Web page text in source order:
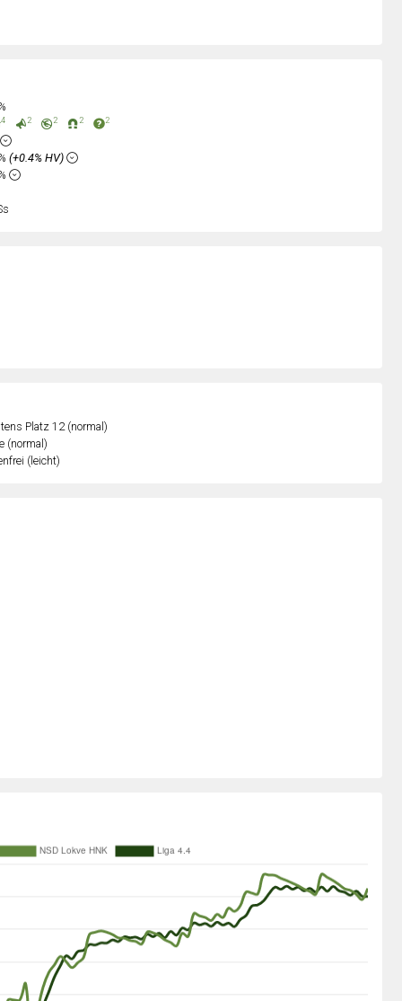
Platz 12 (normal)
(normal)
(leicht)
4 2 2 2 2
(+0.4% HV)